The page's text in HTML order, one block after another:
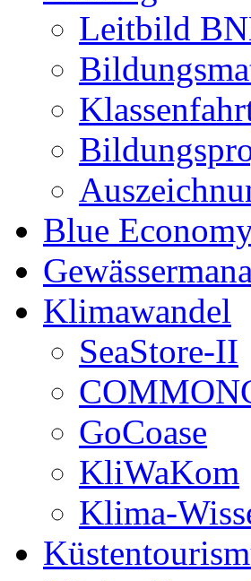
Leitbild
Blue
Klimawandel
SeaStore-II
GoCoase
KliWaKom
Klima-